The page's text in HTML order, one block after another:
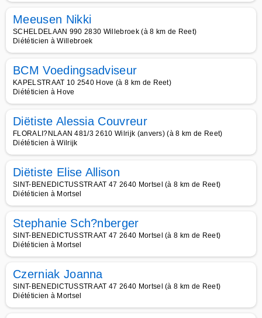
Meeusen Nikki
SCHELDELAAN 990 2830 Willebroek (à 8 km de Reet)
Diététicien à Willebroek
BCM Voedingsadviseur
KAPELSTRAAT 10 2540 Hove (à 8 km de Reet)
Diététicien à Hove
Diëtiste Alessia Couvreur
FLORALI?NLAAN 481/3 2610 Wilrijk (anvers) (à 8 km de Reet)
Diététicien à Wilrijk
Diëtiste Elise Allison
SINT-BENEDICTUSSTRAAT 47 2640 Mortsel (à 8 km de Reet)
Diététicien à Mortsel
Stephanie Sch?nberger
SINT-BENEDICTUSSTRAAT 47 2640 Mortsel (à 8 km de Reet)
Diététicien à Mortsel
Czerniak Joanna
SINT-BENEDICTUSSTRAAT 47 2640 Mortsel (à 8 km de Reet)
Diététicien à Mortsel